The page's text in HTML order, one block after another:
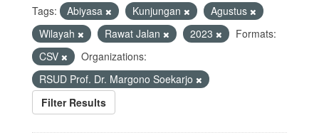
Tags: Abiyasa Kunjungan
Agustus
Wilayah
Rawat Jalan 2023
Formats:
CSV
Organizations:
RSUD Prof. Dr. Margono Soekarjo
Filter Results